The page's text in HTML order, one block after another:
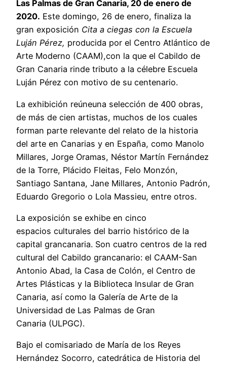
Las Palmas de Gran Canaria, 20 de enero de
2020. Este domingo, 26 de enero, finaliza la
gran exposición Cita a ciegas con la Escuela
Luján Pérez, producida por el Centro Atlántico de
Arte Moderno (CAAM),con la que el Cabildo de
Gran Canaria rinde tributo a la célebre Escuela
Luján Pérez con motivo de su centenario.
La exhibición reúneuna selección de 400 obras,
de más de cien artistas, muchos de los cuales
forman parte relevante del relato de la historia
del arte en Canarias y en España, como Manolo
Millares, Jorge Oramas, Néstor Martín Fernández
de la Torre, Plácido Fleitas, Felo Monzón,
Santiago Santana, Jane Millares, Antonio Padrón,
Eduardo Gregorio o Lola Massieu, entre otros.
La exposición se exhibe en cinco
espacios culturales del barrio histórico de la
capital grancanaria. Son cuatro centros de la red
cultural del Cabildo grancanario: el CAAM-San
Antonio Abad, la Casa de Colón, el Centro de
Artes Plásticas y la Biblioteca Insular de Gran
Canaria, así como la Galería de Arte de la
Universidad de Las Palmas de Gran
Canaria (ULPGC).
Bajo el comisariado de María de los Reyes
Hernández Socorro, catedrática de Historia del